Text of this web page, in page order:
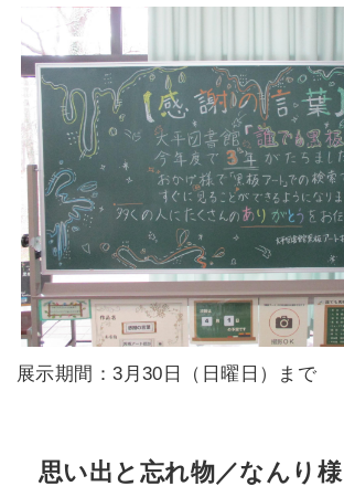
展示期間：3月30日（日曜日）まで
思い出と忘れ物／なんり様